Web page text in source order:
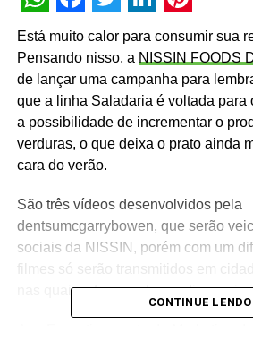
WhatsApp
Facebook
Twitter
LinkedIn
Está muito calor para consumir sua
Pensando nisso, a NISSIN FOODS
de lançar uma campanha para
que a linha Saladaria é voltada para
a possibilidade de incrementar o
verduras, o que deixa o prato ainda
cara do verão.
São três vídeos desenvolvidos pela
dentsumcgarrybowen, que serão
sociais da NISSIN, porém com um
filmes só serão transmitidos em
nas quais a temperatura estiver
CONTINUE LENDO